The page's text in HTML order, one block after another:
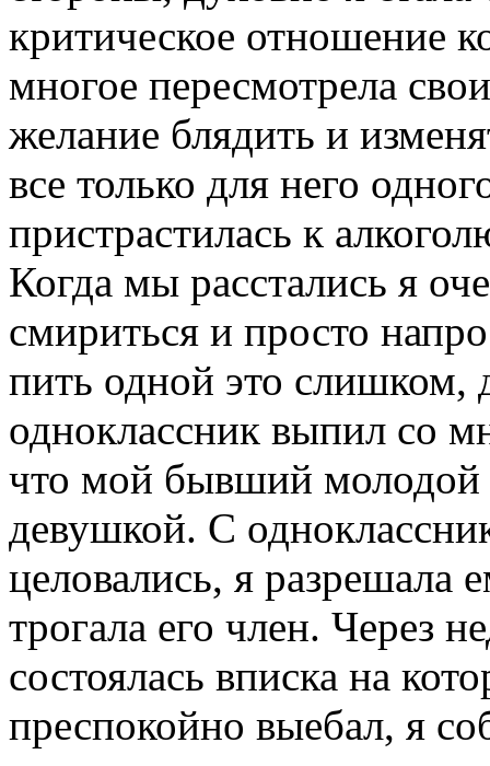
критическое отношение
многое пересмотрела
желание блядить и
все только для него
пристрастилась к
Когда мы расстались я
смириться и просто
пить одной это слишком,
одноклассник выпил со
что мой бывший молодой
девушкой. С
целовались, я разрешала
трогала его член. Через
состоялась вписка на
преспокойно выебал, я